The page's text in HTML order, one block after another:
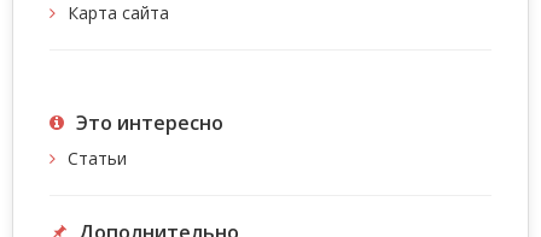
Карта сайта
Это интересно
Статьи